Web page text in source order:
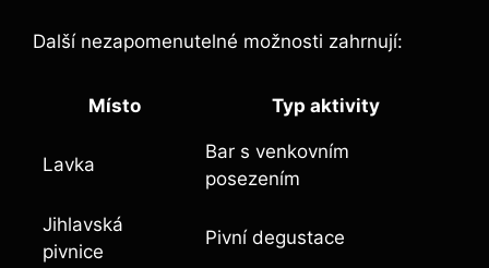
Další nezapomenutelné možnosti‍ zahrnují:
Místo Typ aktivity
Lavka
Bar s⁣ venkovním
posezením
Jihlavská
pivnice
Pivní degustace